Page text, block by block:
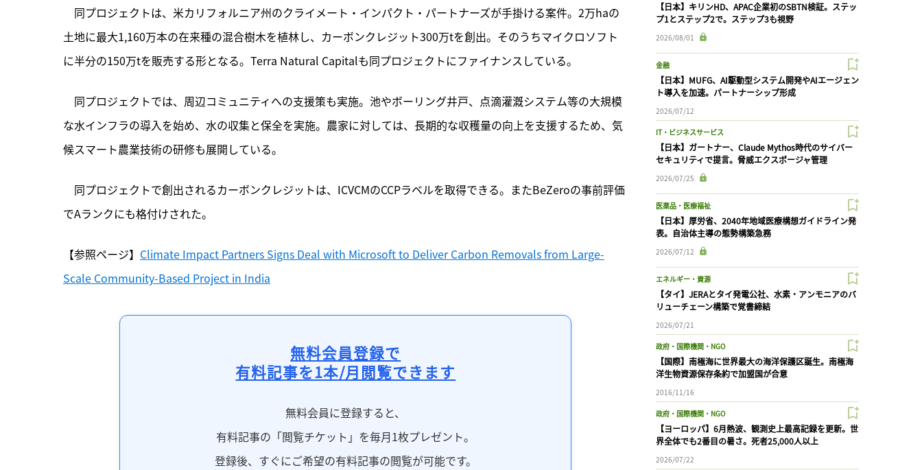
同プロジェクトは、 米カリフォルニア州のクライメート・インパクト・パートナーズが手掛ける案件。2万haの
土地に最大1,160万本の在来種の混合樹木を植林し、カーボンクレジット300万tを創出。そのうちマイクロソフト
に半分の150万tを販売する形となる。Terra Natural Capitalも同プロジェクトにファイナンスしている。
同プロジェクトでは、周辺コミュニティへの支援策も実施。池やボーリング井戸、点滴灌漑システム等の大規模
な水インフラの導入を始め、水の収集と保全を実施。農家に対しては、長期的な収穫量の向上を支援するため、気
候スマート農業技術の研修も展開している。
同プロジェクトで創出されるカーボンクレジットは、ICVCMのCCPラベルを取得できる。またBeZeroの事前評価
でAランクにも格付けされた。
【参照ページ】 Climate Impact Partners Signs Deal with Microsoft to Deliver Carbon Removals from Large-
Scale Community-Based Project in India
無料会員登録で
有料記事を1本/月閲覧できます
無料会員に登録すると、
有料記事の「閲覧チケット」を毎月1枚プレゼント。
登録後、すぐにご希望の有料記事の閲覧が可能です。
【日本】キリンHD、APAC企業初のSBTN検証。ステッ
プ1とステップ2で。ステップ3も視野
2026/08/01
金融
【日本】MUFG、AI駆動型システム開発やAIエージェン
ト導入を加速。パートナーシップ形成
2026/07/12
IT・ビジネスサービス
【日本】ガートナー、Claude Mythos時代のサイバー
セキュリティで提言。脅威エクスポージャ管理
2026/07/25
医薬品・医療福祉
【日本】厚労省、2040年地域医療構想ガイドライン発
表。自治体主導の態勢構築急務
2026/07/12
エネルギー・資源
【タイ】JERAとタイ発電公社、水素・アンモニアのバ
リューチェーン構築で覚書締結
2026/07/21
政府・国際機関・NGO
【国際】南極海に世界最大の海洋保護区誕生。南極海
洋生物資源保存条約で加盟国が合意
2016/11/16
政府・国際機関・NGO
【ヨーロッパ】6月熱波、観測史上最高記録を更新。世
界全体でも2番目の暑さ。死者25,000人以上
2026/07/22